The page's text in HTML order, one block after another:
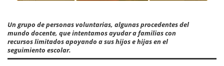
Un grupo de personas voluntarias, algunas procedentes del
mundo docente, que intentamos ayudar a familias con
recursos limitados apoyando a sus hijos e hijas en el
seguimiento escolar.